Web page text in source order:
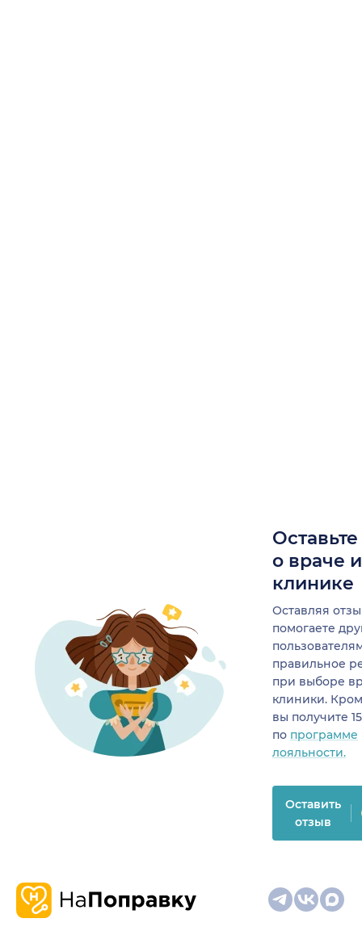
о враче
клинике
Оставляя
помогаете
правильное
при выборе
клиники.
вы получите
по программе
лояльности.
Оставить
отзыв